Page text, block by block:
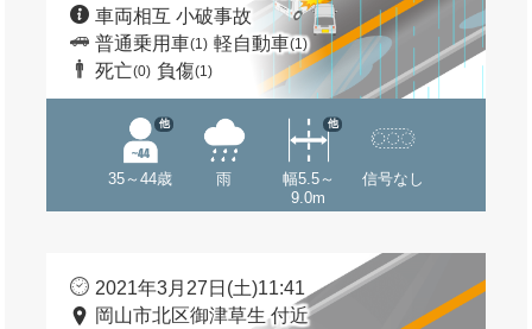
車両相互 小破事故
普通乗用車(1) 軽自動車(1)
死亡(0) 負傷(1)
35～44歳
他
雨
幅5.5～
9.0m
他
信号なし
2021年3月27日(土)11:41
岡山市北区御津草生 付近